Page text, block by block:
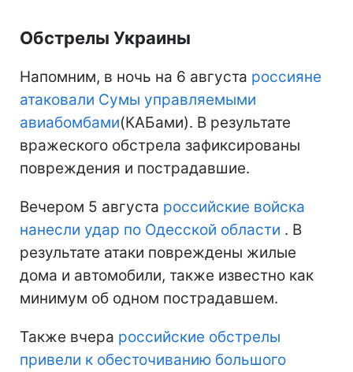
Обстрелы Украины
Напомним, в ночь на 6 августа россияне
атаковали Сумы управляемыми
авиабомбами(КАБами). В результате
вражеского обстрела зафиксированы
повреждения и пострадавшие.
Вечером 5 августа российские войска
нанесли удар по Одесской области . В
результате атаки повреждены жилые
дома и автомобили, также известно как
минимум об одном пострадавшем.
Также вчера российские обстрелы
привели к обесточиванию большого